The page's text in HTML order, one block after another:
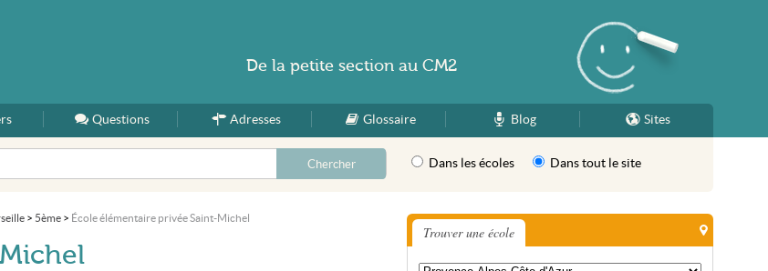
AccueilQuestions Adresses Glossaire Blog Sites
Dans les écoles Dans tout le site
> 5ème > École élémentaire privée Saint-Michel
Trouver une école
De la petite section au CM2